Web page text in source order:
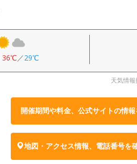
36℃／29℃
天気情
開催期間や料金、公式サイトの情報
地図・アクセス情報、電話番号を